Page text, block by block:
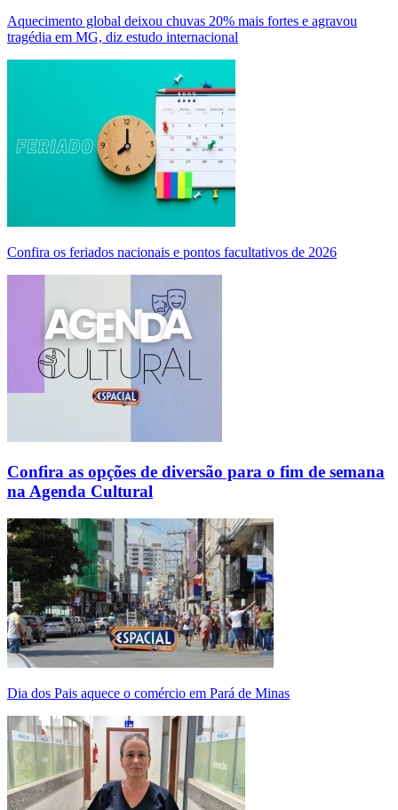
Aquecimento global deixou chuvas 20% mais fortes e agravou
tragédia em MG, diz estudo internacional
Confira os feriados nacionais e pontos facultativos de 2026
Confira as opções de diversão para o fim de semana
na Agenda Cultural
Dia dos Pais aquece o comércio em Pará de Minas